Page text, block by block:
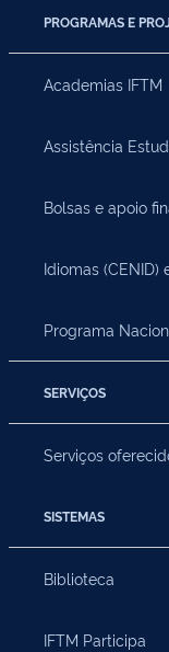
PROGRAMAS E
Academias IFTM
Assistência
Bolsas e apoio
Idiomas (CENID)
Programa
SERVIÇOS
Serviços
SISTEMAS
Biblioteca
IFTM Participa